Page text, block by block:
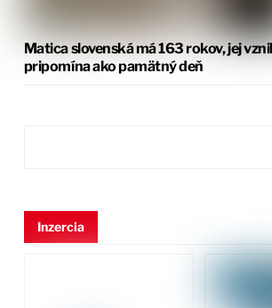
Matica slovenská má 163 rokov, jej
pripomína ako pamätný deň
Inzercia